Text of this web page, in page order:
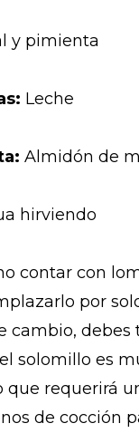
y pimienta
Leche
Almidón de
hirviendo
contar con
por
cambio, debes
solomillo es
que requerirá
de cocción